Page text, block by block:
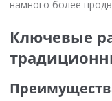
намного более
Ключевые